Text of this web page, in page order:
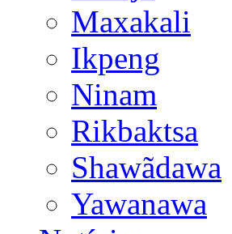
Maxakali
Ikpeng
Ninam
Rikbaktsa
Shawãdawa
Yawanawa